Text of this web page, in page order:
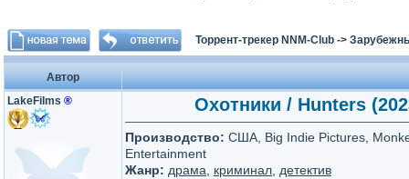
Торрент-трекер NNM-Club ->
Автор
LakeFilms ® Охотники / Hunters
Производство: США, Big Indie Pictures,
Entertainment
Жанр: драма криминал детектив